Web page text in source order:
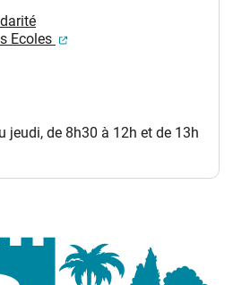
Ecoles
(ouverture dans un
jeudi, de 8h30 à 12h et de 13h